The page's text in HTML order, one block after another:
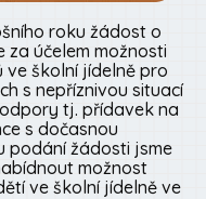
roku žádost o
účelem možnosti
školní jídelně pro
s nepříznivou situací
tj. přídavek na
s dočasnou
podání žádosti jsme
možnost
ve školní jídelně ve